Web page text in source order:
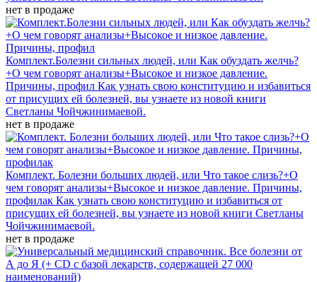
нет в продаже
Комплект.Болезни сильных людей, или Как обуздать желчь?
+О чем говорят анализы+Высокое и низкое давление.
Причины, профил Как узнать свою конституцию и избавиться
от присущих ей болезней, вы узнаете из новой книги
Светланы Чойчжинимаевой.
нет в продаже
Комплект. Болезни больших людей, или Что такое слизь?+О
чем говорят анализы+Высокое и низкое давление. Причины,
профилак Как узнать свою конституцию и избавиться от
присущих ей болезней, вы узнаете из новой книги Светланы
Чойчжинимаевой.
нет в продаже